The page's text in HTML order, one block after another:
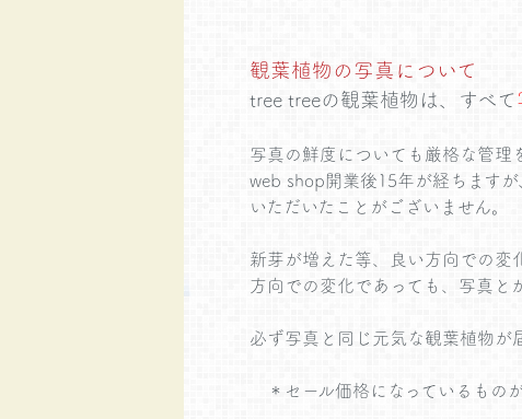
観葉植物の写真について
tree treeの観葉植物は、すべて
写真の鮮度についても厳格な管理
web shop開業後15年が経ちます
いただいたことがございません。
新芽が増えた等、良い方向での変
方向での変化であっても、写真と
必ず写真と同じ元気な観葉植物が
＊セール価格になっているもの